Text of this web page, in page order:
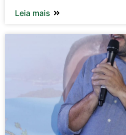
Leia mais